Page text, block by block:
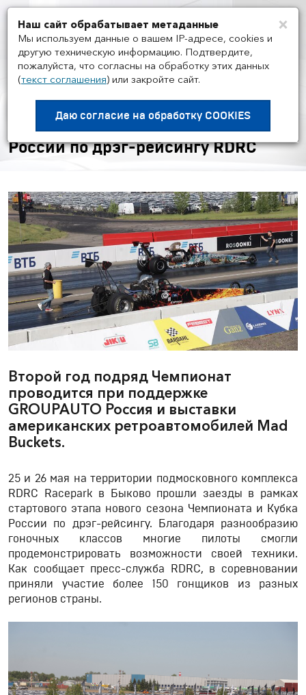
НОВОСТИ ГРУППЫ И РЫНКА
Состоялся первый этап
нового сезона Чемпионата и Кубка
России по дрэг-рейсингу RDRC
Второй год подряд Чемпионат
проводится при поддержке
GROUPAUTO Россия и выставки
американских ретроавтомобилей Mad
Buckets.
25 и 26 мая на территории подмосковного комплекса
RDRC Racepark в Быково прошли заезды в рамках
стартового этапа нового сезона Чемпионата и Кубка
России по дрэг-рейсингу. Благодаря разнообразию
гоночных классов многие пилоты смогли
продемонстрировать возможности своей техники.
Как сообщает пресс-служба RDRC, в соревновании
приняли участие более 150 гонщиков из разных
регионов страны.
×
Наш сайт обрабатывает метаданные
Мы используем данные о вашем IP-адресе, cookies и
другую техническую информацию. Подтвердите,
пожалуйста, что согласны на обработку этих данных
(текст соглашения) или закройте сайт.
Даю согласие на обработку COOKIES